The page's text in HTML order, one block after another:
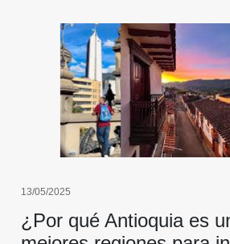
13/05/2025
¿Por qué Antioquia es